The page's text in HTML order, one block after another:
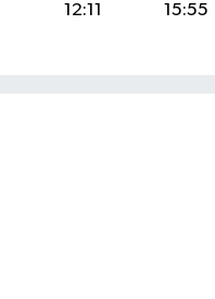
12:11 15:55